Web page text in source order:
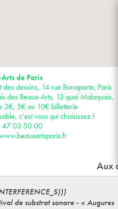
de Paris
des dessins, 14 rue Bonaparte, Paris
des Beaux-Arts, 13 quai Malaquais,
2€, 5€ ou 10€ billetterie
c’est vous qui choisissez !
47 03 50 00
Aux
de substrat sonore - « Augures